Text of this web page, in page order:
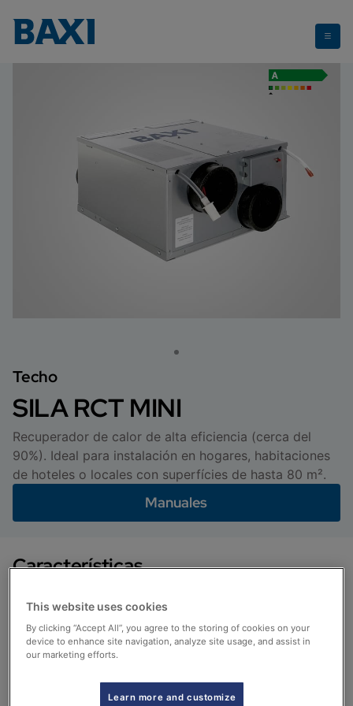
Sila RCT Mini
Techo
SILA RCT MINI
Recuperador de calor de alta eficiencia (cerca del
90%). Ideal para instalación en hogares, habitaciones
de hoteles o locales con superfícies de hasta 80 m².
Manuales
Características
Alta eficiencia
Los motores EC de bajo consumo e intercambiador de
calor de tipo cruzado, garantizan una elevada
eficiencia de intercambio térmico y un mínimo ruido.
This website uses cookies
By clicking “Accept All”, you agree to the storing of cookies on your
device to enhance site navigation, analyze site usage, and assist in
our marketing efforts.
Learn more and customize